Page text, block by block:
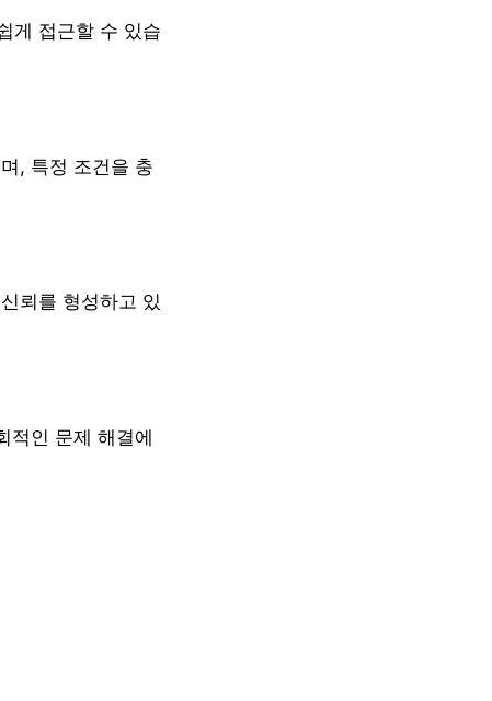
게 접근할 수 있습
, 특정 조건을 충
뢰를 형성하고 있
적인 문제 해결에